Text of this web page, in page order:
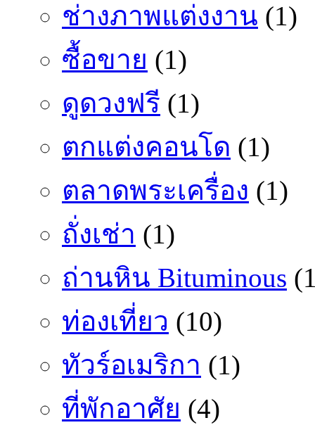
ช่างภาพแต่งงาน (1)
ซื้อขาย (1)
ดูดวงฟรี (1)
ตกแต่งคอนโด (1)
ตลาดพระเครื่อง (1)
ถั่งเช่า (1)
ถ่านหิน Bituminous
ท่องเที่ยว (10)
ทัวร์อเมริกา (1)
ที่พักอาศัย (4)